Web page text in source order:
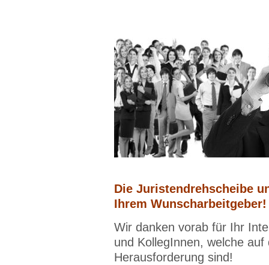
Die Juristendrehscheibe
Ihrem Wunscharbeitgeber!
Wir danken vorab für Ihr
und KollegInnen, welche
Herausforderung sind!